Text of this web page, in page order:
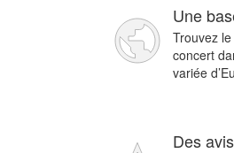
Une
Trouvez
concert
variée
Des